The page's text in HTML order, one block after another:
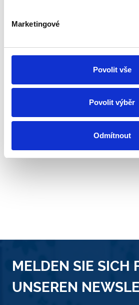
Marketingové
Povolit vše
Povolit výběr
Odmítnout
MELDEN SIE SICH
UNSEREN